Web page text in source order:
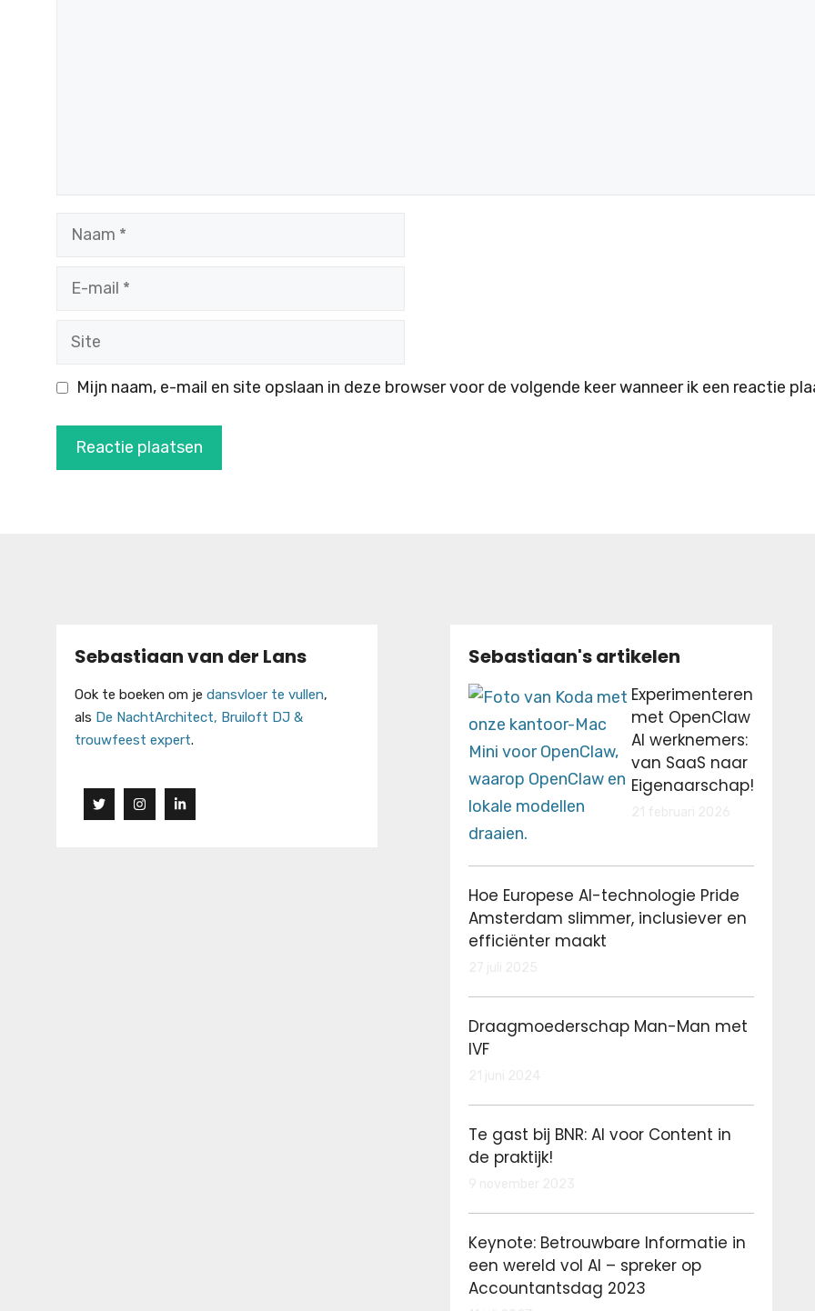
Naam
Site
Mijn naam, e-mail en site opslaan in deze browser voor de volgende keer wanneer ik een reactie
Sebastiaan van der Lans
Ook te boeken om je dansvloer te vullen,
als De NachtArchitect, Bruiloft DJ &
trouwfeest expert.
Sebastiaan's artikelen
Experimenteren
met OpenClaw
AI werknemers:
van SaaS naar
Eigenaarschap!
Hoe Europese AI-technologie Pride
Amsterdam slimmer, inclusiever en
efficiënter maakt
Draagmoederschap Man-Man met
IVF
Te gast bij BNR: AI voor Content in
de praktijk!
Keynote: Betrouwbare Informatie in
een wereld vol AI – spreker op
Accountantsdag 2023